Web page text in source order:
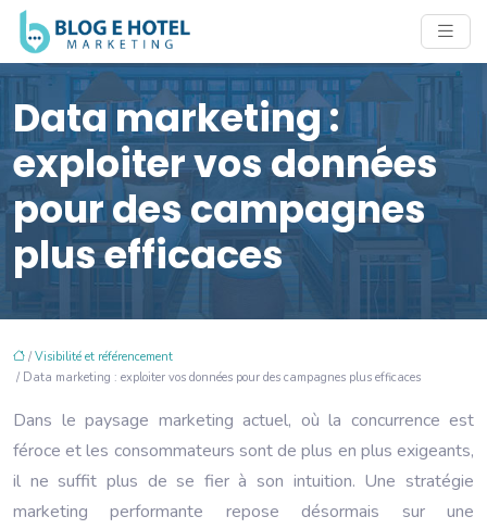
Data marketing :
exploiter vos données
pour des campagnes
plus efficaces
/ Visibilité et référencement
/ Data marketing : exploiter vos données pour des campagnes plus efficaces
Dans le paysage marketing actuel, où la concurrence est
féroce et les consommateurs sont de plus en plus exigeants,
il ne suffit plus de se fier à son intuition. Une stratégie
marketing performante repose désormais sur une